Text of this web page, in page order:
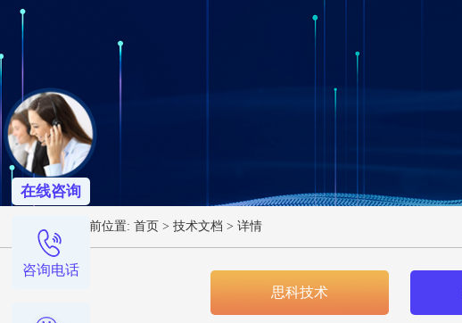
您当前位置: 首页 > 技术文档 > 详情
思科技术
在线咨询
咨询电话